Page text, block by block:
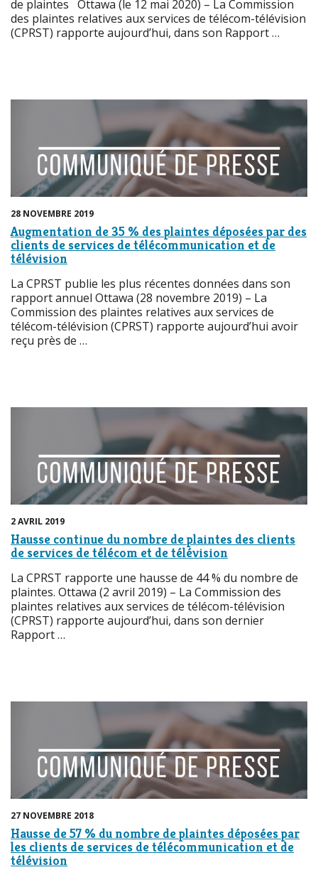
de plaintes Ottawa (le 12 mai 2020) – La Commission
des plaintes relatives aux services de télécom-télévision
(CPRST) rapporte aujourd’hui, dans son Rapport …
28 NOVEMBRE 2019
Augmentation de 35 % des plaintes déposées par des
clients de services de télécommunication et de
télévision
La CPRST publie les plus récentes données dans son
rapport annuel Ottawa (28 novembre 2019) – La
Commission des plaintes relatives aux services de
télécom-télévision (CPRST) rapporte aujourd’hui avoir
reçu près de …
2 AVRIL 2019
Hausse continue du nombre de plaintes des clients
de services de télécom et de télévision
La CPRST rapporte une hausse de 44 % du nombre de
plaintes. Ottawa (2 avril 2019) – La Commission des
plaintes relatives aux services de télécom-télévision
(CPRST) rapporte aujourd’hui, dans son dernier
Rapport …
27 NOVEMBRE 2018
Hausse de 57 % du nombre de plaintes déposées par
les clients de services de télécommunication et de
télévision